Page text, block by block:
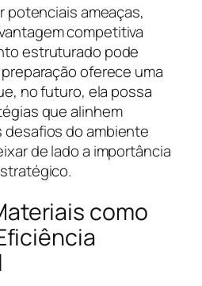
potenciais ameaças,
competitiva
estruturado pode
oferece uma
no futuro, ela possa
que alinhem
do ambiente
de lado a importância
como